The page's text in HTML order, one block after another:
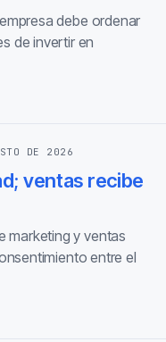
debe ordenar
de invertir en
DE 2026
ventas recibe
marketing y ventas
entre el